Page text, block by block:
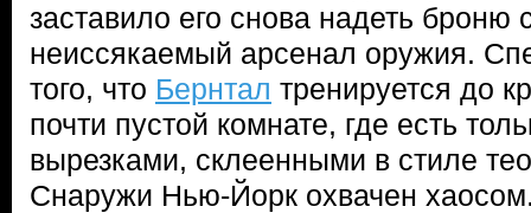
заставило его снова надеть броню
неиссякаемый арсенал оружия.
того, что Бернтал тренируется до
почти пустой комнате, где есть
вырезками, склеенными в стиле
Снаружи Нью-Йорк охвачен